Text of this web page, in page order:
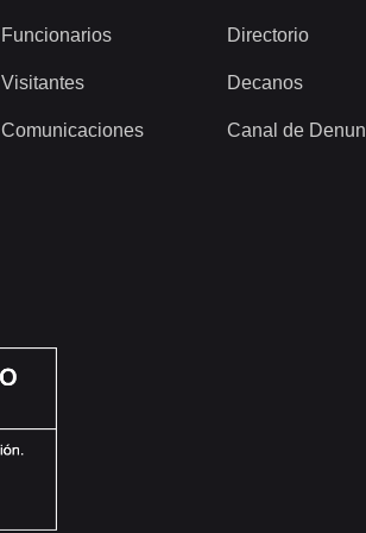
Funcionarios
Visitantes
Comunicaciones
Directorio
Decanos
Canal de